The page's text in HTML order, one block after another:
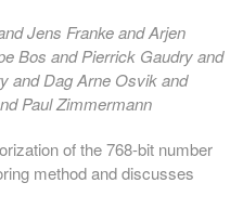
Jens Franke and Arjen
Bos and Pierrick Gaudry and
and Dag Arne Osvik and
Paul Zimmermann
of the 768-bit number
method and discusses